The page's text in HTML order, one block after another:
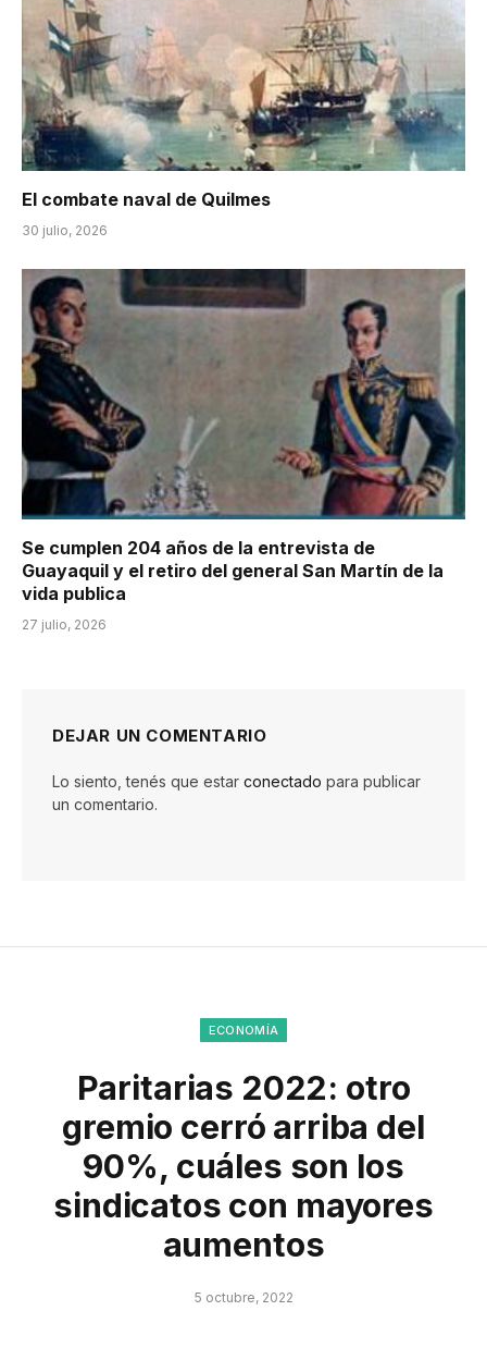
El combate naval de Quilmes
30 julio, 2026
Se cumplen 204 años de la entrevista de
Guayaquil y el retiro del general San Martín de la
vida publica
27 julio, 2026
DEJAR UN COMENTARIO
Lo siento, tenés que estar conectado para publicar
un comentario.
ECONOMÍA
Paritarias 2022: otro
gremio cerró arriba del
90%, cuáles son los
sindicatos con mayores
aumentos
5 octubre, 2022